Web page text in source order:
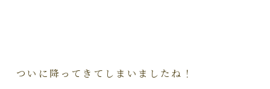
ついに降ってきてしまいましたね！